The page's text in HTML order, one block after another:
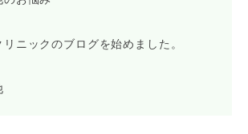
ニックのブログを始めました。